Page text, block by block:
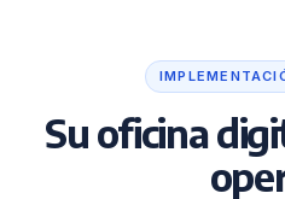
Su oficina